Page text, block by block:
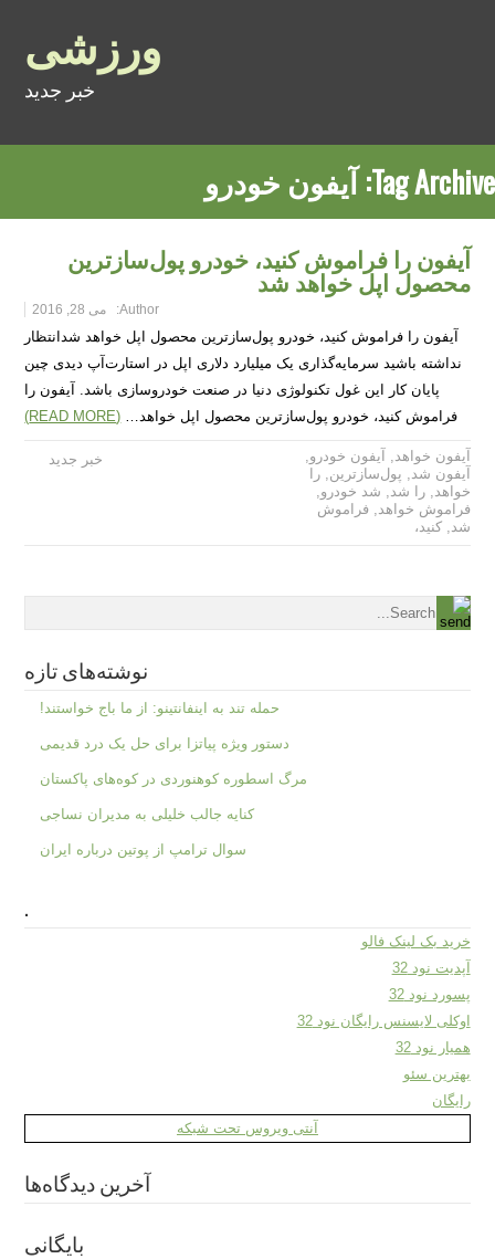
ورزشی
خبر جدید
Tag Archive: آیفون خودرو
آیفون را فراموش کنید، خودرو پول‌سازترین
محصول اپل خواهد شد
Author: می 28, 2016
آیفون را فراموش کنید، خودرو پول‌سازترین محصول اپل خواهد شدانتظار
نداشته باشید سرمایه‌گذاری یک میلیارد دلاری اپل در استارت‌آپ دیدی چین
پایان کار این غول تکنولوژی دنیا در صنعت خودروسازی باشد. آیفون را
فراموش کنید، خودرو پول‌سازترین محصول اپل خواهد… (READ MORE)
خبر جدید آیفون خواهد, آیفون خودرو,
آیفون شد, پول‌سازترین,را
خواهد,را شد, شد خودرو,
فراموش خواهد,فراموش
شد,کنید،
نوشته‌های تازه
حمله تند به اینفانتینو: از ما باج خواستند!
دستور ویژه پیاتزا برای حل یک درد قدیمی
مرگ اسطوره کوهنوردی در کوه‌های پاکستان
کنایه جالب خلیلی به مدیران نساجی
سوال ترامپ از پوتین درباره ایران
.
خرید بک لینک فالو
آپدیت نود 32
پسورد نود 32
اوکلی لایسنس رایگان نود 32
همیار نود 32
بهترین سئو
رایگان
آنتی ویروس تحت شبکه
آخرین دیدگاه‌ها
بایگانی